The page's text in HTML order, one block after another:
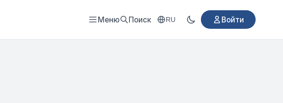
Меню Поиск RU Войти